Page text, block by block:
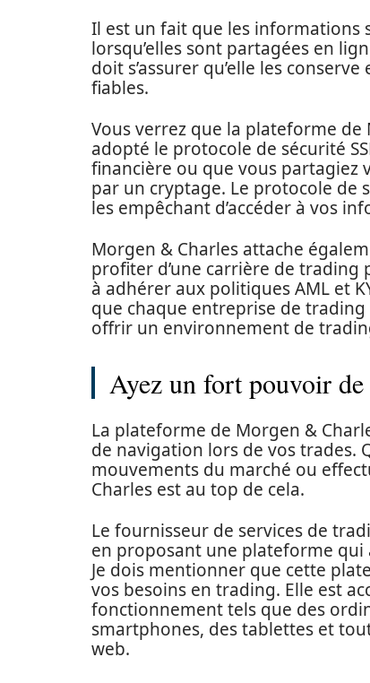
Il est un fait que les informations
lorsqu’elles sont partagées en
doit s’assurer qu’elle les
fiables.
Vous verrez que la plateforme
adopté le protocole de sécurité
financière ou que vous partagiez
par un cryptage. Le protocole de
les empêchant d’accéder à vos
Morgen & Charles attache
profiter d’une carrière de
à adhérer aux politiques AML et
que chaque entreprise de trading
offrir un environnement de
Ayez un fort pouvoir
La plateforme de Morgen &
de navigation lors de vos trades.
mouvements du marché ou
Charles est au top de cela.
Le fournisseur de services de
en proposant une plateforme
Je dois mentionner que cette
vos besoins en trading. Elle est
fonctionnement tels que des
smartphones, des tablettes et
web.